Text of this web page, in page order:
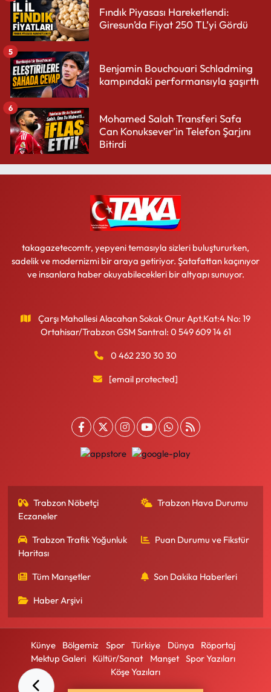
Fındık Piyasası Hareketlendi:
Giresun’da Fiyat 250 TL’yi Gördü
Benjamin Bouchouari Schladming
kampındaki performansıyla şaşırttı
5
Mohamed Salah Transferi Safa
Can Konuksever’in Telefon Şarjını
Bitirdi
6
takagazetecomtr, yepyeni temasıyla sizleri buluştururken,
sadelik ve modernizmi bir araya getiriyor. Şatafattan kaçınıyor
ve insanlara haber okuyabilecekleri bir altyapı sunuyor.
Çarşı Mahallesi Alacahan Sokak Onur Apt.Kat:4 No: 19
Ortahisar/Trabzon GSM Santral: 0 549 609 14 61
0 462 230 30 30
[email protected]
Trabzon Nöbetçi
Eczaneler
Trabzon Hava Durumu
Trabzon Trafik Yoğunluk
Haritası
Puan Durumu ve Fikstür
Tüm Manşetler Son Dakika Haberleri
Haber Arşivi
Künye Bölgemiz Spor Türkiye Dünya
Röportaj
Mektup Galeri
Kültür/Sanat Manşet
Spor Yazıları
Köşe Yazıları